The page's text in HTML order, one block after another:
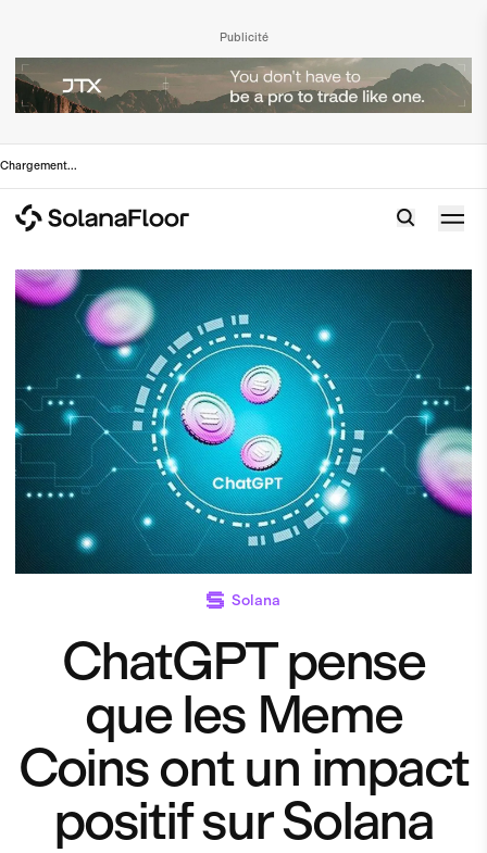
Publicité
Chargement...
Solana
ChatGPT pense
que les Meme
Coins ont un impact
positif sur Solana